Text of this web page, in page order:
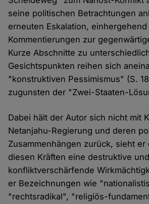
seine politischen Betrachtungen
erneuten Eskalation,
Kommentierungen zur
Kurze Abschnitte zu
Gesichtspunkten reihen sich
"konstruktiven Pessimismus" (S.
zugunsten der "Zwei-Staaten-
Dabei hält der Autor sich nicht mit
Netanjahu-Regierung und deren
Zusammenhängen zurück, sieht er
diesen Kräften eine destruktive und
konfliktverschärfende
er Bezeichnungen wie
"rechtsradikal", "religiös-